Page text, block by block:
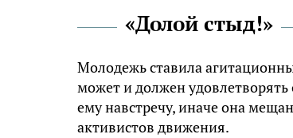
«Долой стыд!»
Молодежь ставила
может и должен
ему навстречу, иначе она
активистов движения.